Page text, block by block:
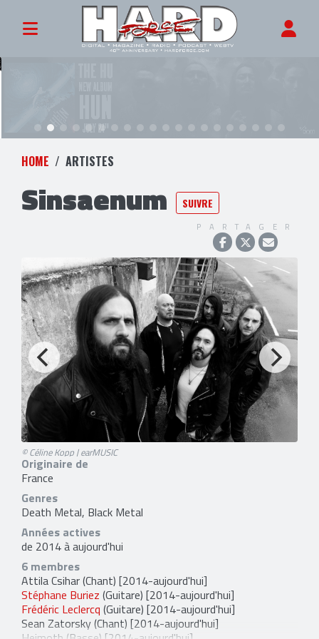
HOME ARTISTES
Sinsaenum SUIVRE
PARTAGER
© Céline Kopp | earMUSIC
Originaire de
France
Genres
Death Metal, Black Metal
Années actives
de 2014 à aujourd'hui
6 membres
Attila Csihar(Chant) [2014-aujourd'hui]
Stéphane Buriez (Guitare) [2014-aujourd'hui]
Frédéric Leclercq (Guitare) [2014-aujourd'hui]
Sean Zatorsky(Chant) [2014-aujourd'hui]